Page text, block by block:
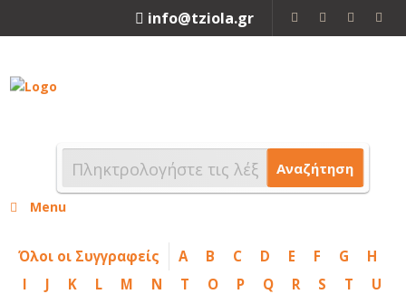
info@tziola.gr
Αναζήτηση
Menu
Όλοι οι Συγγραφείς A B C D E F G
H
I
J K L M N T O P Q R S T
U